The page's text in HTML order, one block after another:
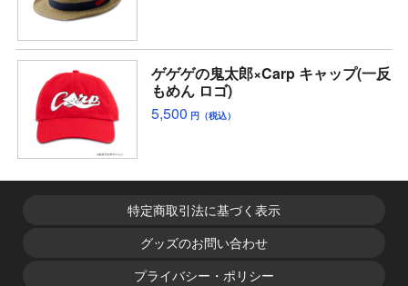
ゲゲゲの鬼太郎×Carp キャップ(一反
もめん ロゴ)
5,500 円（税込）
特定商取引法に基づく表示
グッズのお問い合わせ
プライバシー・ポリシー